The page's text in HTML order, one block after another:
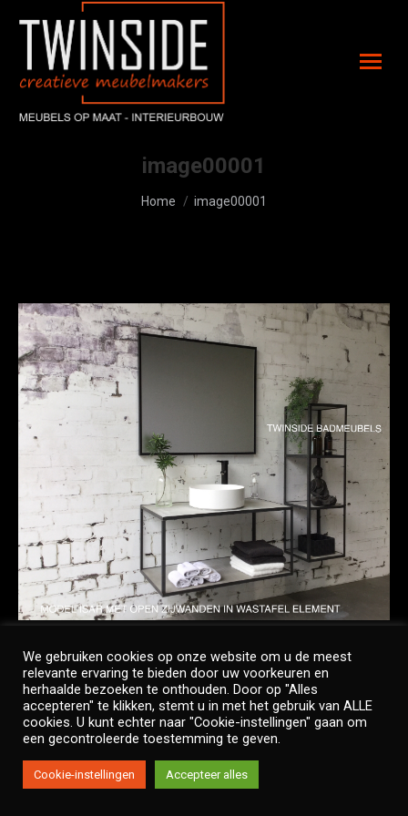
image00001
Je bent hier:
Home image00001
Copyright © Twinside
Footer Menu
We gebruiken cookies op onze website om u de meest
relevante ervaring te bieden door uw voorkeuren en
herhaalde bezoeken te onthouden. Door op "Alles
accepteren" te klikken, stemt u in met het gebruik van ALLE
cookies. U kunt echter naar "Cookie-instellingen" gaan om
een gecontroleerde toestemming te geven.
Cookie-instellingen Accepteer alles